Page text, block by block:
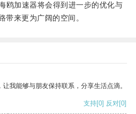
加速器将会得到进一步的优化与
带来更为广阔的空间。
我能够与朋友保持联系，分享生活点滴。
支持[0] 反对[0]